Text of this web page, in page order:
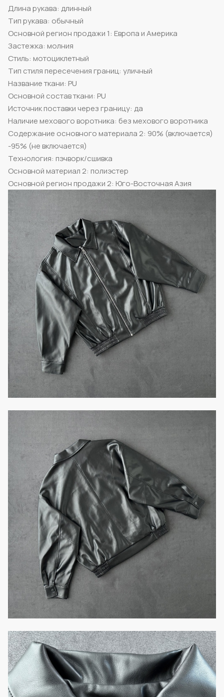
Длина рукава: длинный
Тип рукава: обычный
Основной регион продажи 1: Европа и Америка
Застежка: молния
Стиль: мотоциклетный
Тип стиля пересечения границ: уличный
Название ткани: PU
Основной состав ткани: PU
Источник поставки через границу: да
Наличие мехового воротника: без мехового воротника
Содержание основного материала 2: 90% (включается)
-95% (не включается)
Технология: пэчворк/сшивка
Основной материал 2: полиэстер
Основной регион продажи 2: Юго-Восточная Азия